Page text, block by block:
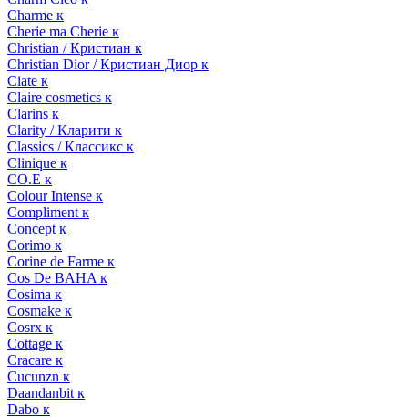
Charme к
Cherie ma Cherie к
Christian / Кристиан к
Christian Dior / Кристиан Диор к
Ciate к
Claire cosmetics к
Clarins к
Clarity / Кларити к
Classics / Классикс к
Clinique к
CO.E к
Colour Intense к
Compliment к
Concept к
Corimo к
Corine de Farme к
Cos De BAHA к
Cosima к
Cosmake к
Cosrx к
Cottage к
Cracare к
Cucunzn к
Daandanbit к
Dabo к